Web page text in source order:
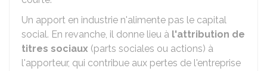
Un apport en industrie n'alimente pas le capital
social. En revanche, il donne lieu à l'attribution de
titres sociaux (parts sociales ou actions) à
l'apporteur, qui contribue aux pertes de l'entreprise